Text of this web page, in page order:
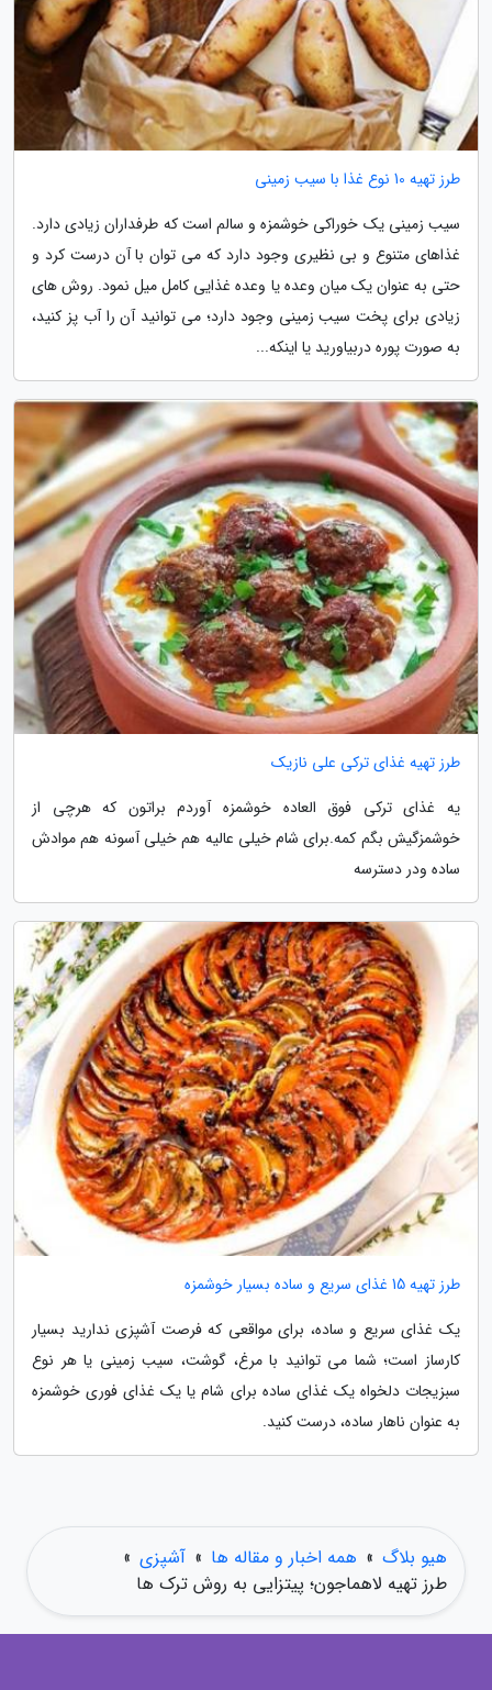
طرز تهیه 10 نوع غذا با سیب زمینی
سیب زمینی یک خوراکی خوشمزه و سالم است که طرفداران زیادی دارد.
غذاهای متنوع و بی نظیری وجود دارد که می توان با آن درست کرد و
حتی به عنوان یک میان وعده یا وعده غذایی کامل میل نمود. روش های
زیادی برای پخت سیب زمینی وجود دارد؛ می توانید آن را آب پز کنید،
به صورت پوره دربیاورید یا اینکه...
طرز تهیه غذای ترکی علی نازیک
یه غذای ترکی فوق العاده خوشمزه آوردم براتون که هرچی از
خوشمزگیش بگم کمه.برای شام خیلی عالیه هم خیلی آسونه هم موادش
ساده ودر دسترسه
طرز تهیه 15 غذای سریع و ساده بسیار خوشمزه
یک غذای سریع و ساده، برای مواقعی که فرصت آشپزی ندارید بسیار
کارساز است؛ شما می توانید با مرغ، گوشت، سیب زمینی یا هر نوع
سبزیجات دلخواه یک غذای ساده برای شام یا یک غذای فوری خوشمزه
به عنوان ناهار ساده، درست کنید.
هیو بلاگ » همه اخبار و مقاله ها » آشپزی »
طرز تهیه لاهماجون؛ پیتزایی به روش ترک ها